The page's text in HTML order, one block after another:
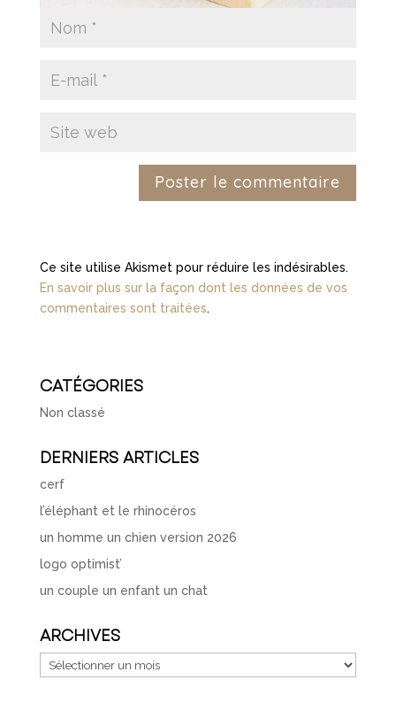
Ce site utilise Akismet pour réduire les indésirables.
En savoir plus sur la façon dont les données de vos
commentaires sont traitées.
CATÉGORIES
Non classé
DERNIERS ARTICLES
cerf
l’éléphant et le rhinocéros
un homme un chien version 2026
logo optimist’
un couple un enfant un chat
ARCHIVES
Archives